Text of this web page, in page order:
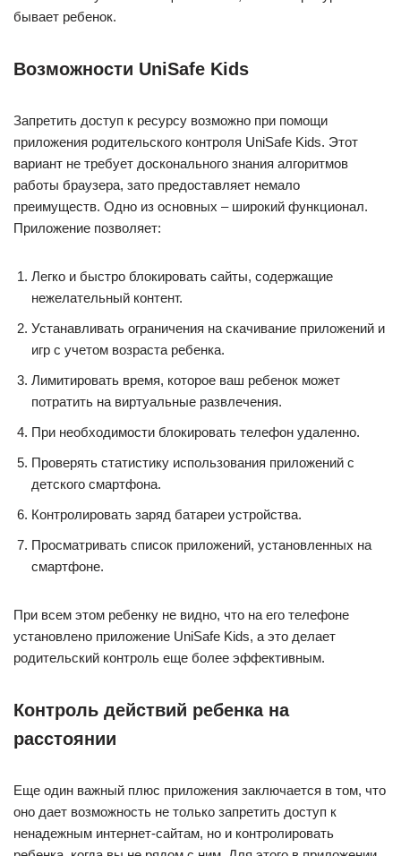
бывает ребенок.
Возможности UniSafe Kids
Запретить доступ к ресурсу возможно при помощи
приложения родительского контроля UniSafe Kids. Этот
вариант не требует досконального знания алгоритмов
работы браузера, зато предоставляет немало
преимуществ. Одно из основных – широкий функционал.
Приложение позволяет:
Легко и быстро блокировать сайты, содержащие
нежелательный контент.
Устанавливать ограничения на скачивание приложений и
игр с учетом возраста ребенка.
Лимитировать время, которое ваш ребенок может
потратить на виртуальные развлечения.
При необходимости блокировать телефон удаленно.
Проверять статистику использования приложений с
детского смартфона.
Контролировать заряд батареи устройства.
Просматривать список приложений, установленных на
смартфоне.
При всем этом ребенку не видно, что на его телефоне
установлено приложение UniSafe Kids, а это делает
родительский контроль еще более эффективным.
Контроль действий ребенка на
расстоянии
Еще один важный плюс приложения заключается в том, что
оно дает возможность не только запретить доступ к
ненадежным интернет-сайтам, но и контролировать